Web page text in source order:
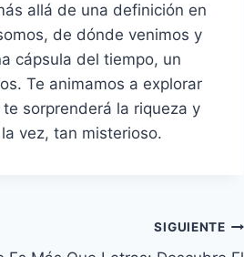
allá de una definición en
de dónde venimos y
cápsula del tiempo, un
Te animamos a explorar
sorprenderá la riqueza y
vez, tan misterioso.
SIGUIENTE